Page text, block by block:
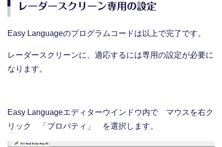
レーダースクリーン専用の設定
Easy Languageのプログラムコードは以上で完了です。
レーダースクリーンに、適応するには専用の設定が必要に
なります。
Easy Languageエディターウインドウ内で マウスを右ク
リック 「プロパティ」 を選択します。